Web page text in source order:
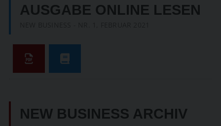
AUSGABE ONLINE LESEN
NEW BUSINESS ARCHIV